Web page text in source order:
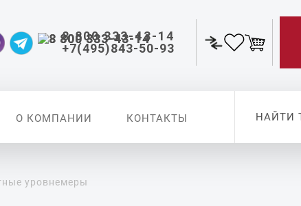
8 800 333-43-14
+7(495)843-50-93
О КОМПАНИИ КОНТАКТЫ
уровнемеры